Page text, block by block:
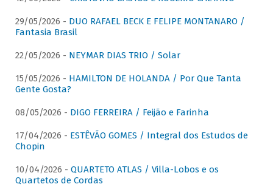
29/05/2026 - DUO RAFAEL BECK E FELIPE MONTANARO /
Fantasia Brasil
22/05/2026 - NEYMAR DIAS TRIO / Solar
15/05/2026 - HAMILTON DE HOLANDA / Por Que Tanta
Gente Gosta?
08/05/2026 - DIGO FERREIRA / Feijão e Farinha
17/04/2026 - ESTÊVÃO GOMES / Integral dos Estudos de
Chopin
10/04/2026 - QUARTETO ATLAS / Villa-Lobos e os
Quartetos de Cordas